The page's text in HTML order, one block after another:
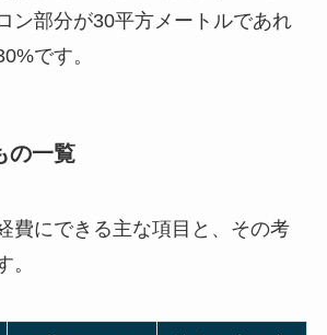
ン部分が30平方メートルであれ
です。
の一覧
費にできる主な項目と、その考
。